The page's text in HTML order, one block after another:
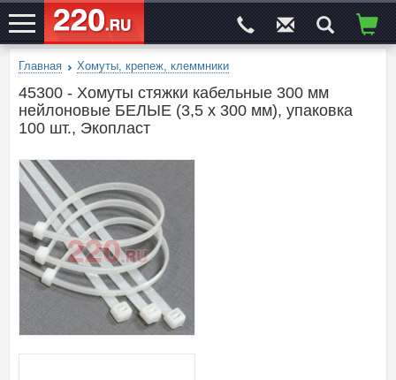
ЭЛЕКТРОСАЙТ№1
Главная Хомуты, крепеж, клеммники
45300 - Хомуты стяжки кабельные 300 мм
нейлоновые БЕЛЫЕ (3,5 х 300 мм), упаковка
100 шт., Экопласт